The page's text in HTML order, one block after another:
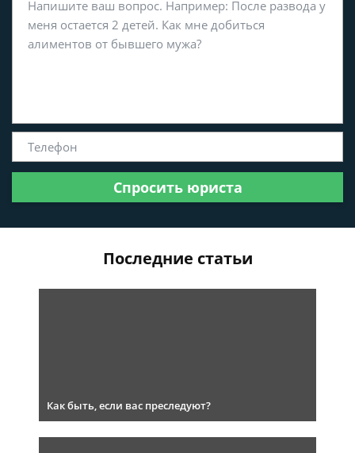
Спросить юриста
Последние статьи
Как быть, если вас преследуют?